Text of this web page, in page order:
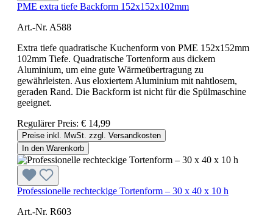
PME extra tiefe Backform 152x152x102mm
Art.-Nr. A588
Extra tiefe quadratische Kuchenform von PME 152x152mm
102mm Tiefe. Quadratische Tortenform aus dickem
Aluminium, um eine gute Wärmeübertragung zu
gewährleisten. Aus eloxiertem Aluminium mit nahtlosem,
geraden Rand. Die Backform ist nicht für die Spülmaschine
geeignet.
Regulärer Preis: € 14,99
Preise inkl. MwSt. zzgl. Versandkosten
In den Warenkorb
Professionelle rechteckige Tortenform – 30 x 40 x 10 h
Art.-Nr. R603